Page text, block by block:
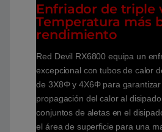
Enfriador de triple
Temperatura más
rendimiento
Red Devil RX6800 equipa un
excepcional con tubos de calor
de 3X8Φ y 4X6Φ para
propagación del calor al
conjuntos de aletas en el
el área de superficie para una